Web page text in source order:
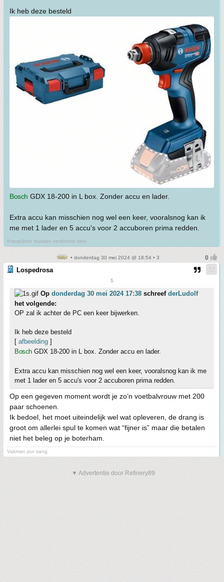
Ik heb deze besteld
Bosch GDX 18-200 in L box. Zonder accu en lader.
Extra accu kan misschien nog wel een keer, vooralsnog kan ik
me met 1 lader en 5 accu's voor 2 accuboren prima redden.
Kranplätze müssen verdichtet sein
• donderdag 30 mei 2024 @ 18:54 • 3
Lospedrosa
$
Op donderdag 30 mei 2024 17:38 schreef derLudolf
het volgende:
OP zal ik achter de PC een keer bijwerken.
Ik heb deze besteld
[ afbeelding ]
BoschGDX 18-200 in L box. Zonder accu en lader.
Extra accu kan misschien nog wel een keer, vooralsnog kan ik me
met 1 lader en 5 accu's voor 2 accuboren prima redden.
Op een gegeven moment wordt je zo’n voetbalvrouw met 200
paar schoenen.
Ik bedoel, het moet uiteindelijk wel wat opleveren, de drang is
groot om allerlei spul te komen wat “fijner is” maar die betalen
niet het beleg op je boterham.
Vakman pur sang
▼ Advertentie door Refinery89